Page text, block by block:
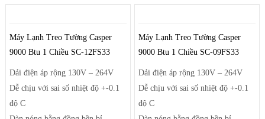
Máy Lạnh Treo Tường Casper
9000 Btu 1 Chiều SC-12FS33
Dải điện áp rộng 130V – 264V
Dễ chịu với sai số nhiệt độ +-0.1
độ C
Máy Lạnh Treo Tường Casper
9000 Btu 1 Chiều SC-09FS33
Dải điện áp rộng 130V – 264V
Dễ chịu với sai số nhiệt độ +-0.1
độ C